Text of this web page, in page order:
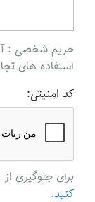
حریم شخصی :
استفاده های
کد امنیتی:
برای جلوگیری از
کنید.